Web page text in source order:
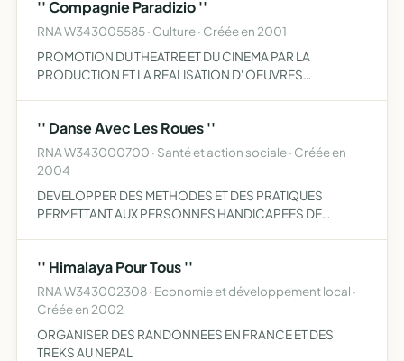
'' Compagnie Paradizio ''
RNA W343005585 · Culture · Créée en 2001
PROMOTION DU THEATRE ET DU CINEMA PAR LA
PRODUCTION ET LA REALISATION D' OEUVRES
'' Danse Avec Les Roues ''
RNA W343000700 · Santé et action sociale · Créée en
2004
DEVELOPPER DES METHODES ET DES PRATIQUES
PERMETTANT AUX PERSONNES HANDICAPEES DE
DIFFERENTS ASPECTS (SOCIAUX ARTISTIQUES
CULTURELS …
'' Himalaya Pour Tous ''
RNA W343002308 · Economie et développement local ·
Créée en 2002
ORGANISER DES RANDONNEES EN FRANCE ET DES
TREKS AU NEPAL